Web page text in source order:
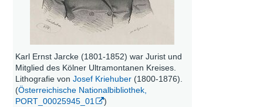
Karl Ernst Jarcke (1801-1852) war Jurist und
Mitglied des Kölner Ultramontanen Kreises.
Lithografie von Josef Kriehuber(1800-1876).
(Österreichische Nationalbibliothek,
PORT_00025945_01
)